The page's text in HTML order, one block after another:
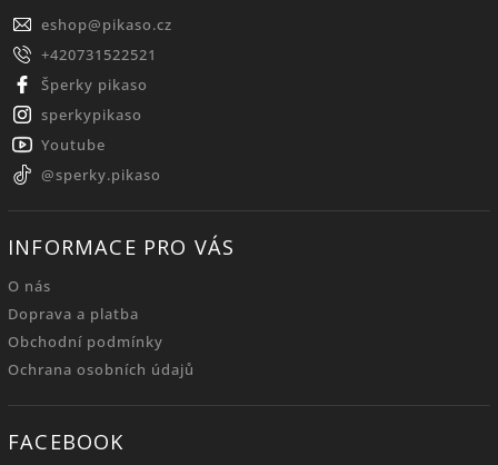
eshop@pikaso.cz
+420731522521
Šperky pikaso
sperkypikaso
Youtube
@sperky.pikaso
INFORMACE PRO VÁS
O nás
Doprava a platba
Obchodní podmínky
Ochrana osobních údajů
FACEBOOK